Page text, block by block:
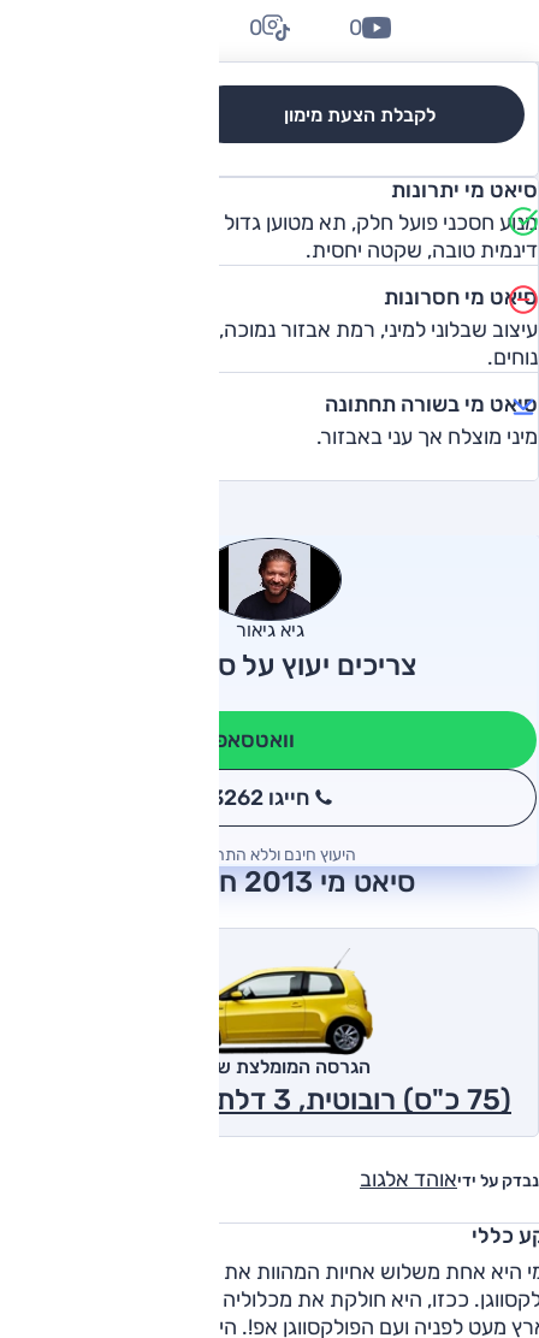
לקבלת הצעת מימון
0
0
סיאט מי יתרונות
מנוע חסכני פועל חלק, תא מטוען גדול למיני, נוחות סבירה, יכולת
דינמית טובה, שקטה יחסית.
סיאט מי חסרונות
עיצוב שבלוני למיני, רמת אבזור נמוכה, מושבים קדמיים לא
נוחים.
סיאט מי בשורה תחתונה
מיני מוצלח אך עני באבזור.
גיא גיאור
צריכים יעוץ על סיאט מי?
וואטסאפ
חייגו 3262
היעוץ חינם וללא התחייבות
סיאט מי 2013 חוות דעת
נבדק על ידיאוהד אלגוב
הגרסה המומלצת של אוטו
(75 כ"ס) רובוטית, 3 דלתות, Style 2013
כללי
היא אחת משלוש אחיות המהוות את היצע המיני של קונצרן
פולקסווגן. ככזו, היא חולקת את מכלוליה עם הסקודה סיטיגו
לארץ מעט לפניה ועם הפולקסווגן אפ!. היא נבדלת מאחיותיה